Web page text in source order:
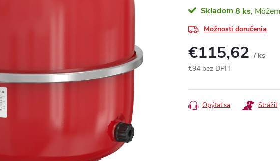
Skladom 8 ks
Možnosti doručenia
€115,62 / ks
€94 bez DPH
cena:
Opýtať sa Strážiť